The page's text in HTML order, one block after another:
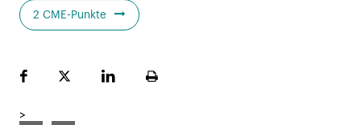
2 CME-Punkte
FacebookPlattformLinekdInSeite
>